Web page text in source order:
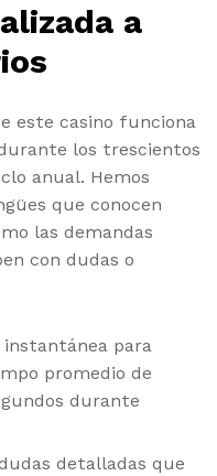
a
este casino funciona
los trescientos
anual. Hemos
que conocen
las demandas
con dudas o
instantánea para
promedio de
durante
detalladas que